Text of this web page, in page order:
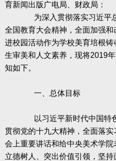
育新闻出版广电局、财政局：
为深入贯彻落实习近平
全国教育大会精神，全面加强
进校园活动作为学校美育培根
生审美和人文素养，现将2019
知如下。
一、总体目标
以习近平新时代中国特
贯彻党的十九大精神，全面落
会上重要讲话和给中央美术学
立德树人、突出价值引领，坚持